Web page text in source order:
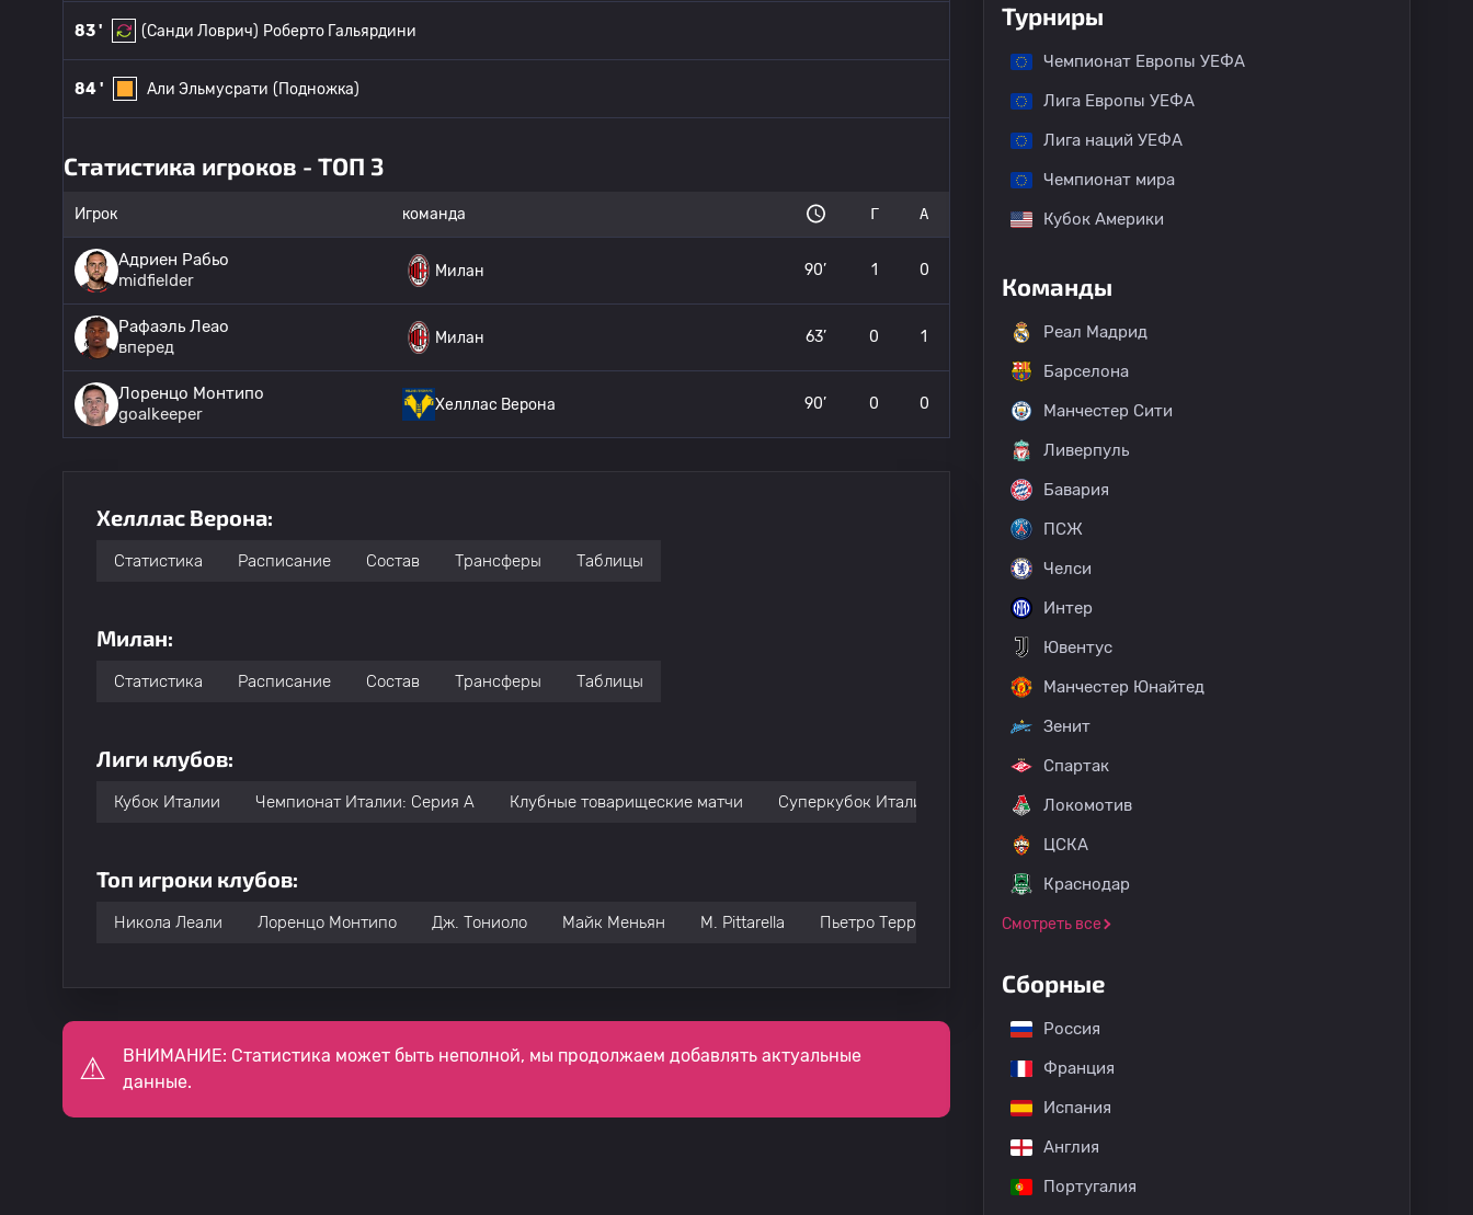
83 ' (Санди Ловрич) Роберто Гальярдини
84 ' Али Эльмусрати (Подножка)
Статистика игроков - ТОП 3
Игрок команда Г А
Адриен Рабьо
midfielder
Милан 90’ 1 0
Рафаэль Леао
вперед
Милан 63’ 0 1
Лоренцо Монтипо
goalkeeper
Хелллас Верона 90’ 0 0
Хелллас Верона:
Статистика Расписание Состав Трансферы Таблицы
Милан:
Статистика Расписание Состав Трансферы Таблицы
Лиги клубов:
Кубок Италии Чемпионат Италии: Серия А Клубные товарищеские матчи Суперкубок Италии
Топ игроки клубов:
Никола Леали Лоренцо Монтипо Дж. Тониоло Майк Меньян M. Pittarella Пьетро Терраччано
ВНИМАНИЕ: Статистика может быть неполной, мы продолжаем добавлять актуальные
данные.
Турниры
Чемпионат Европы УЕФА
Лига Европы УЕФА
Лига наций УЕФА
Чемпионат мира
Кубок Америки
Команды
Реал Мадрид
Барселона
Манчестер Сити
Ливерпуль
Бавария
ПСЖ
Челси
Интер
Ювентус
Манчестер Юнайтед
Зенит
Спартак
Локомотив
ЦСКА
Краснодар
Смотреть все
Сборные
Россия
Франция
Испания
Англия
Португалия